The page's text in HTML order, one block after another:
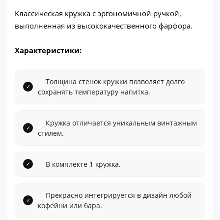
Классическая кружка с эргономичной ручкой,
выполненная из высококачественного фарфора.
Характеристики:
Толщина стенок кружки позволяет долго
сохранять температуру напитка.
Кружка отличается уникальным винтажным
стилем.
В комплекте 1 кружка.
Прекрасно интегрируется в дизайн любой
кофейни или бара.